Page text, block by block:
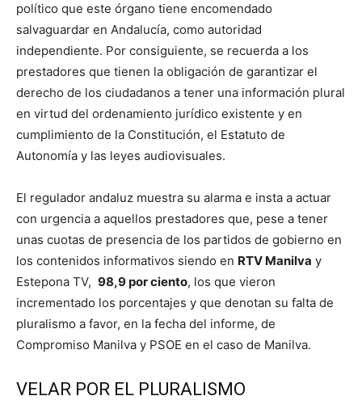
político que este órgano tiene encomendado
salvaguardar en Andalucía, como autoridad
independiente. Por consiguiente, se recuerda a los
prestadores que tienen la obligación de garantizar el
derecho de los ciudadanos a tener una información plural
en virtud del ordenamiento jurídico existente y en
cumplimiento de la Constitución, el Estatuto de
Autonomía y las leyes audiovisuales.
El regulador andaluz muestra su alarma e insta a actuar
con urgencia a aquellos prestadores que, pese a tener
unas cuotas de presencia de los partidos de gobierno en
los contenidos informativos siendo en RTV Manilva y
Estepona TV, 98,9 por ciento, los que vieron
incrementado los porcentajes y que denotan su falta de
pluralismo a favor, en la fecha del informe, de
Compromiso Manilva y PSOE en el caso de Manilva.
VELAR POR EL PLURALISMO